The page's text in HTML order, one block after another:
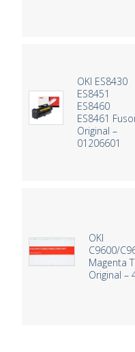
OKI ES8430
ES8451
ES8460
ES8461
Original –
01206601
OKI
C9600/
Magenta
Original –